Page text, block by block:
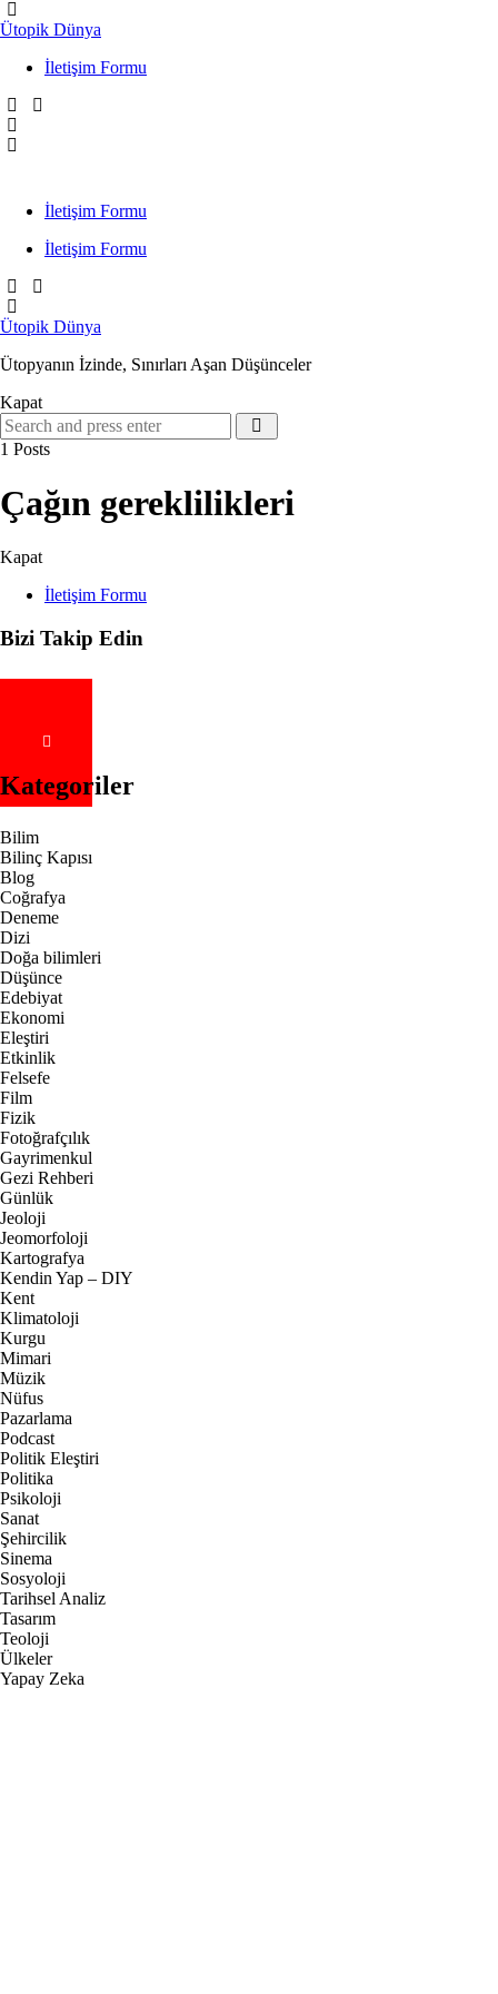
Ütopik Dünya
İletişim Formu
İletişim Formu
İletişim Formu
Ütopik Dünya
Ütopyanın İzinde, Sınırları Aşan Düşünceler
Kapat
Search
for:
1 Posts
Çağın gereklilikleri
Kapat
İletişim Formu
Bizi Takip Edin
Kategoriler
Bilim
Bilinç Kapısı
Blog
Coğrafya
Deneme
Dizi
Doğa bilimleri
Düşünce
Edebiyat
Ekonomi
Eleştiri
Etkinlik
Felsefe
Film
Fizik
Fotoğrafçılık
Gayrimenkul
Gezi Rehberi
Günlük
Jeoloji
Jeomorfoloji
Kartografya
Kendin Yap – DIY
Kent
Klimatoloji
Kurgu
Mimari
Müzik
Nüfus
Pazarlama
Podcast
Politik Eleştiri
Politika
Psikoloji
Sanat
Şehircilik
Sinema
Sosyoloji
Tarihsel Analiz
Tasarım
Teoloji
Ülkeler
Yapay Zeka